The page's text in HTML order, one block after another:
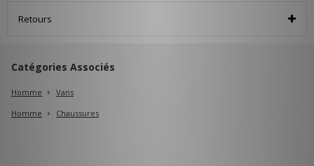
Retours
Catégories Associés
Homme
Vans
Homme
Chaussures